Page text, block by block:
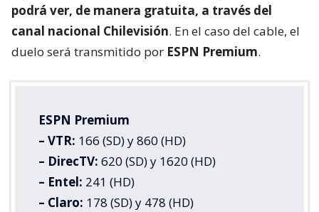
podrá ver, de manera gratuita, a través del
canal nacional Chilevisión. En el caso del cable, el
duelo será transmitido por ESPN Premium.
ESPN Premium
– VTR: 166 (SD) y 860 (HD)
– DirecTV: 620 (SD) y 1620 (HD)
– Entel: 241 (HD)
– Claro: 178 (SD) y 478 (HD)